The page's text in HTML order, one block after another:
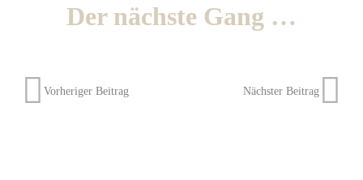
Der nächste Gang …
Vorheriger Beitrag Nächster Beitrag